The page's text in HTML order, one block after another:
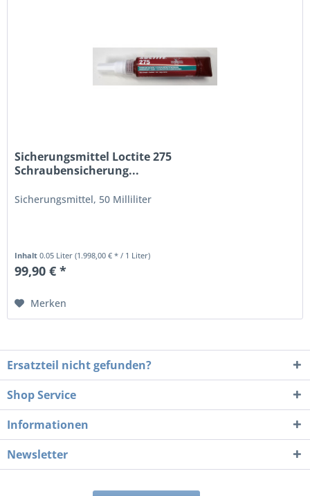
Sicherungsmittel Loctite 275
Schraubensicherung...
Sicherungsmittel, 50 Milliliter
Inhalt0.05 Liter(1.998,00 € * / 1 Liter)
99,90 € *
Merken
Ersatzteil nicht gefunden?
Shop Service
Informationen
Newsletter